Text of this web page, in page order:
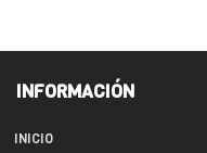
INFORMACIÓN
INICIO